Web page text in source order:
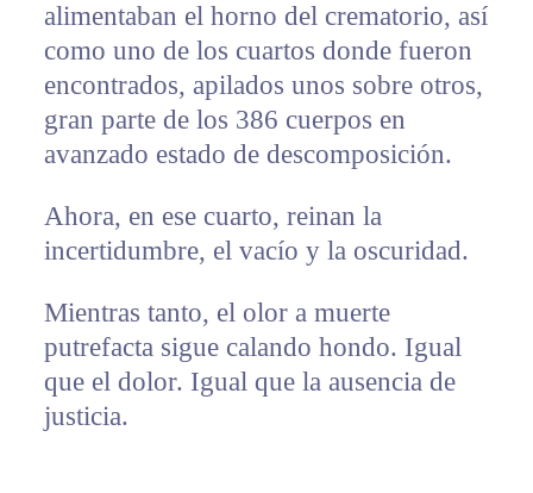
alimentaban el horno del crematorio, así
como uno de los cuartos donde fueron
encontrados, apilados unos sobre otros,
gran parte de los 386 cuerpos en
avanzado estado de descomposición.
Ahora, en ese cuarto, reinan la
incertidumbre, el vacío y la oscuridad.
Mientras tanto, el olor a muerte
putrefacta sigue calando hondo. Igual
que el dolor. Igual que la ausencia de
justicia.